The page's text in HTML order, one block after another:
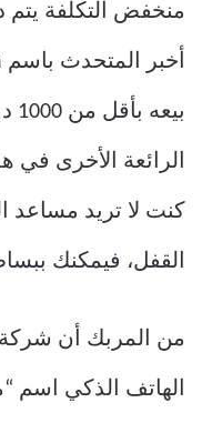
منخفض التكلفة
الرائعة الأخرى في
كنت لا تريد مساعد
القفل، فيمكنك
من المربك أن
الهاتف الذكي اسم